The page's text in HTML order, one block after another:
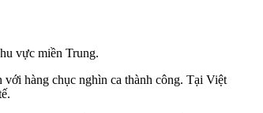
vực miền Trung.
hàng chục nghìn ca thành công. Tại Việt